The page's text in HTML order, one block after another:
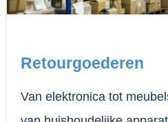
Retourgoederen
Van elektronica tot